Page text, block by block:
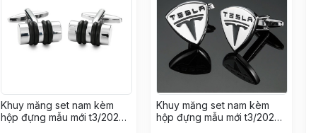
Khuy măng set nam kèm
hộp đựng mẫu mới t3/2024
Khuy măng set nam kèm
hộp đựng mẫu mới t3/2024